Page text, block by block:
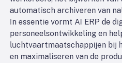
automatisch archiveren van
In essentie vormt AI ERP de
personeelsontwikkeling en
luchtvaartmaatschappijen bij
en maximaliseren van de